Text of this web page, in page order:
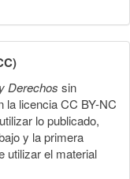
Derechos sin
la licencia CC BY-NC
lo publicado,
y la primera
utilizar el material